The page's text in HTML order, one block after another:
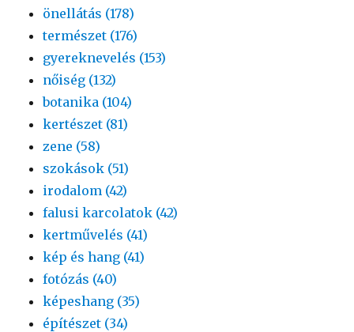
önellátás (178)
természet (176)
gyereknevelés (153)
nőiség (132)
botanika (104)
kertészet (81)
zene (58)
szokások (51)
irodalom (42)
falusi karcolatok (42)
kertművelés (41)
kép és hang (41)
fotózás (40)
képeshang (35)
építészet (34)